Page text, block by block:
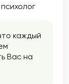
каждый
Вас на